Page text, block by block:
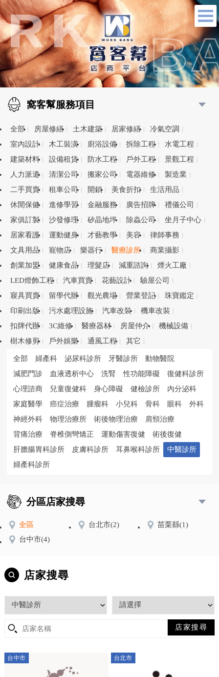
窩客幫服務項目
全部 房屋修繕 土木建築 居家修繕
冷氣空調
室內設計
木工裝潢 廚浴設備 拆除工程
水電工程
建築材料
設備租賃 防水工程 戶外工程
景觀工程
人力派遣
清潔公司 搬家公司 電器維修
製造業
二手買賣
租車公司 開鎖 美食折扣
生活用品
休閒保健
進修學習 金融服務 廣告招牌
禮儀公司
家俱訂製
沙發修理 矽晶地坪 除蟲公司
坐月子中心
居家看護
運動健身 才藝教學 美容
律師事務
文具用品
寵物店 樂器行 醫療診所
商業攝影
創業加盟
健康食品 理髮店 減重諮詢
煙火工廠
LED燈飾工程
汽車買賣 花藝設計
驗屋公司
寢具買賣
留學代辦 觀光農場 營業登記
珠寶鑑定
印刷出版
污水處理設施 汽車改裝
機車改裝
扣牌代辦
3C維修 醫療器材 房屋仲介
機械設備
樹木修剪
戶外娛樂 通風工程 其它
全部 婦產科 泌尿科診所 牙醫診所
動物醫院
減肥門診
血液透析中心 洗腎 性功能障礙
復健科診所
心理諮商
兒童復健科 身心障礙 健檢診所
內分泌科
家庭醫學
癌症治療 腫瘤科 小兒科 骨科 眼科
外科
神經外科
物理治療所 術後物理治療
肩頸治療
背痛治療
脊椎側彎矯正 運動傷害復健
術後復健
肝膽腸胃科診所
皮膚科診所 耳鼻喉科診所
中醫診所
婦產科診所
分區店家搜尋
全區 台北市(2) 苗栗縣(1)
台中市(4)
店家搜尋
台中市 台北市